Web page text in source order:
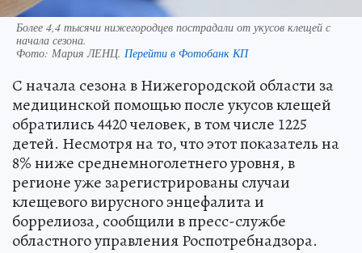
Более 4,4 тысячи нижегородцев пострадали от укусов клещей с
начала сезона.
Фото: Мария ЛЕНЦ. Перейти в Фотобанк КП
С начала сезона в Нижегородской области за
медицинской помощью после укусов клещей
обратились 4420 человек, в том числе 1225
детей. Несмотря на то, что этот показатель на
8% ниже среднемноголетнего уровня, в
регионе уже зарегистрированы случаи
клещевого вирусного энцефалита и
боррелиоза, сообщили в пресс-службе
областного управления Роспотребнадзора.